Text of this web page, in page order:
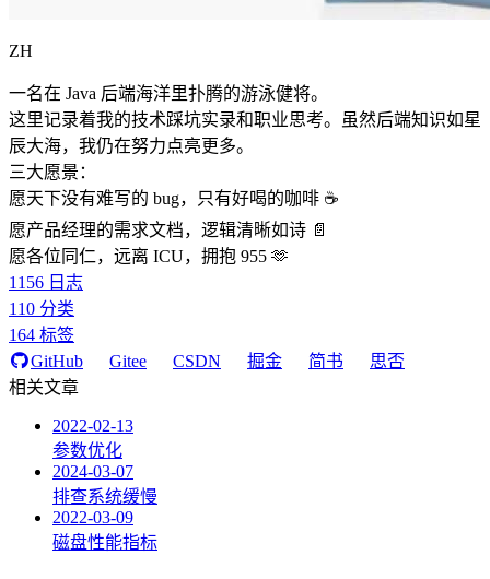
ZH
一名在 Java 后端海洋里扑腾的游泳健将。
这里记录着我的技术踩坑实录和职业思考。虽然后端知识如星
辰大海，我仍在努力点亮更多。
三大愿景：
愿天下没有难写的 bug，只有好喝的咖啡 ☕️
愿产品经理的需求文档，逻辑清晰如诗 📄
愿各位同仁，远离 ICU，拥抱 955 🫶
1156 日志
110 分类
164 标签
GitHub
Gitee CSDN 掘金 简书
思否
相关文章
2022-02-13
参数优化
2024-03-07
排查系统缓慢
2022-03-09
磁盘性能指标